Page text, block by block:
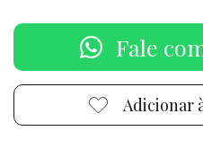
Fale
Adicionar